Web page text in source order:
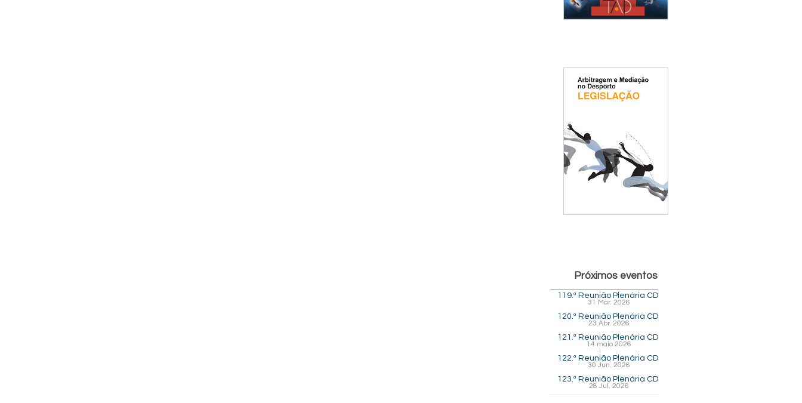
Próximos eventos
119.ª Reunião Plenária CD
31 Mar. 2026
120.ª Reunião Plenária CD
23 Abr. 2026
121.ª Reunião Plenária CD
14 maio 2026
122.ª Reunião Plenária CD
30 Jun. 2026
123.ª Reunião Plenária CD
28 Jul. 2026